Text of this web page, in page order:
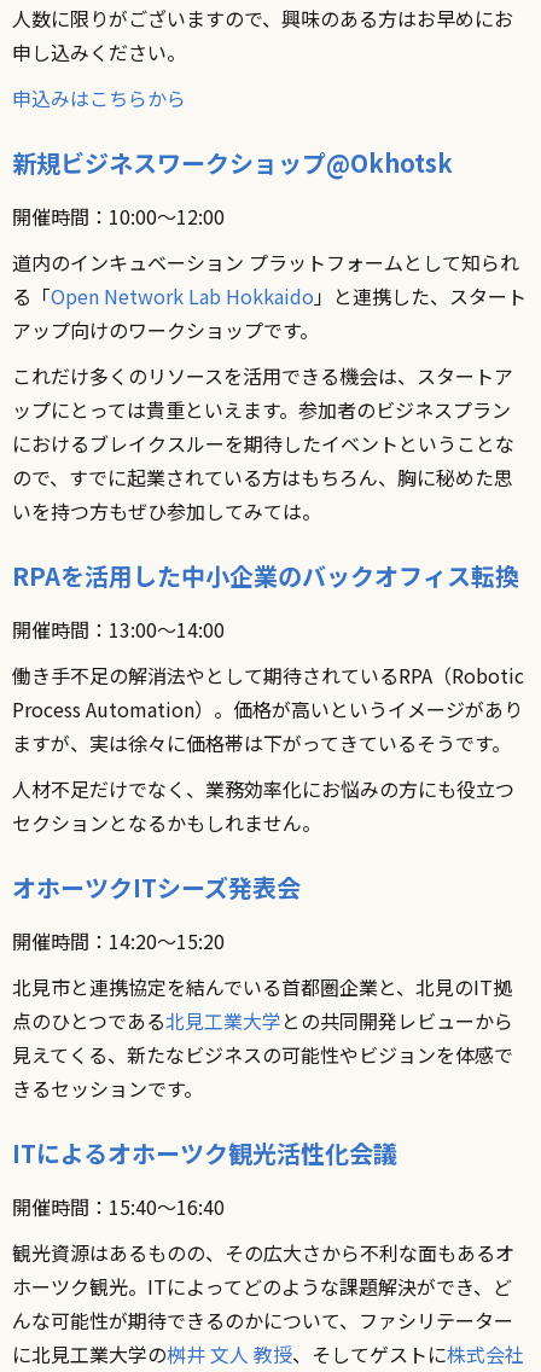
人数に限りがございますので、興味のある方はお早めにお
申し込みください。
申込みはこちらから
新規ビジネスワークショップ@Okhotsk
開催時間：10:00〜12:00
道内のインキュベーション プラットフォームとして知られ
る「Open Network Lab Hokkaido」と連携した、スタート
アップ向けのワークショップです。
これだけ多くのリソースを活用できる機会は、スタートア
ップにとっては貴重といえます。参加者のビジネスプラン
におけるブレイクスルーを期待したイベントということな
ので、すでに起業されている方はもちろん、胸に秘めた思
いを持つ方もぜひ参加してみては。
RPAを活用した中小企業のバックオフィス転換
開催時間：13:00〜14:00
働き手不足の解消法やとして期待されているRPA（Robotic
Process Automation）。価格が高いというイメージがあり
ますが、実は徐々に価格帯は下がってきているそうです。
人材不足だけでなく、業務効率化にお悩みの方にも役立つ
セクションとなるかもしれません。
オホーツクITシーズ発表会
開催時間：14:20〜15:20
北見市と連携協定を結んでいる首都圏企業と、北見のIT拠
点のひとつである北見工業大学との共同開発レビューから
見えてくる、新たなビジネスの可能性やビジョンを体感で
きるセッションです。
ITによるオホーツク観光活性化会議
開催時間：15:40〜16:40
観光資源はあるものの、その広大さから不利な面もあるオ
ホーツク観光。ITによってどのような課題解決ができ、ど
んな可能性が期待できるのかについて、ファシリテーター
に北見工業大学の桝井 文人 教授、そしてゲストに株式会社